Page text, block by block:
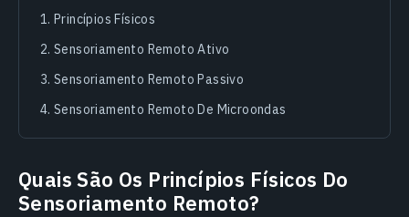
Princípios Físicos
Sensoriamento Remoto Ativo
Sensoriamento Remoto Passivo
Sensoriamento Remoto De Microondas
Quais São Os Princípios Físicos Do
Sensoriamento Remoto?